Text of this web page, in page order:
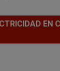
EN